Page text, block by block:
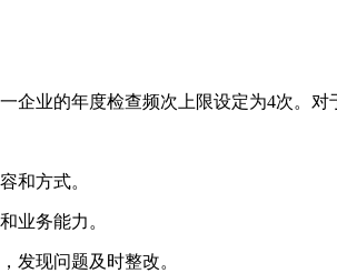
企业的年度检查频次上限设定为4次。
和方式。
业务能力。
发现问题及时整改。